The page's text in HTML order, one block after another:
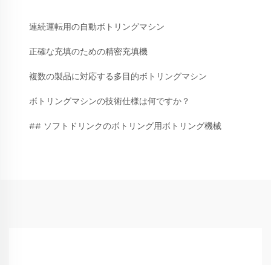
連続運転用の自動ボトリングマシン
正確な充填のための精密充填機
複数の製品に対応する多目的ボトリングマシン
ボトリングマシンの技術仕様は何ですか？
## ソフトドリンクのボトリング用ボトリング機械